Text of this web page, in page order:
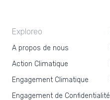
Exploreo
A propos de nous
Action Climatique
Engagement Climatique
Engagement de Confidentialité